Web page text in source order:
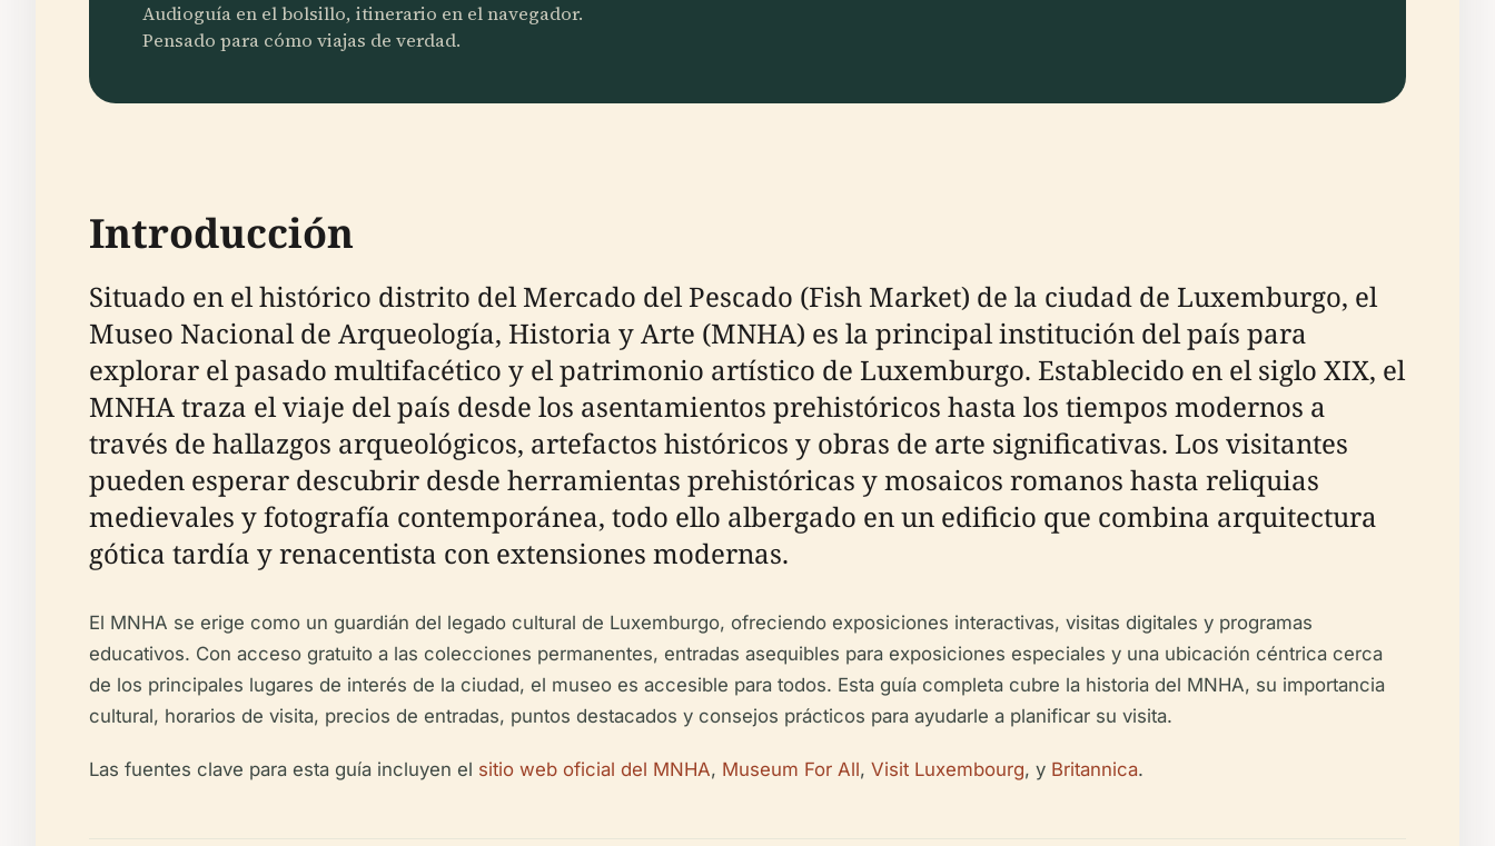
Audioguía en el bolsillo, itinerario en el navegador.
Pensado para cómo viajas de verdad.
Introducción
Situado en el histórico distrito del Mercado del Pescado (Fish Market) de la ciudad de Luxemburgo, el
Museo Nacional de Arqueología, Historia y Arte (MNHA) es la principal institución del país para
explorar el pasado multifacético y el patrimonio artístico de Luxemburgo. Establecido en el siglo XIX, el
MNHA traza el viaje del país desde los asentamientos prehistóricos hasta los tiempos modernos a
través de hallazgos arqueológicos, artefactos históricos y obras de arte significativas. Los visitantes
pueden esperar descubrir desde herramientas prehistóricas y mosaicos romanos hasta reliquias
medievales y fotografía contemporánea, todo ello albergado en un edificio que combina arquitectura
gótica tardía y renacentista con extensiones modernas.
El MNHA se erige como un guardián del legado cultural de Luxemburgo, ofreciendo exposiciones interactivas, visitas digitales y programas
educativos. Con acceso gratuito a las colecciones permanentes, entradas asequibles para exposiciones especiales y una ubicación céntrica cerca
de los principales lugares de interés de la ciudad, el museo es accesible para todos. Esta guía completa cubre la historia del MNHA, su importancia
cultural, horarios de visita, precios de entradas, puntos destacados y consejos prácticos para ayudarle a planificar su visita.
Las fuentes clave para esta guía incluyen el sitio web oficial del MNHA, Museum For All, Visit Luxembourg, y Britannica.